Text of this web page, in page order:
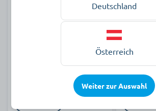
Haushaltsschere 15 cm
Iris-
11,89 €
pro Stück zzgl.
Deutschland
Österreich
Weiter zur Auswahl